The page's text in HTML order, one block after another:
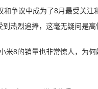
争议中成为了8月最受关注
热烈追捧，这毫无疑问是高
米8的销量也非常惊人，为